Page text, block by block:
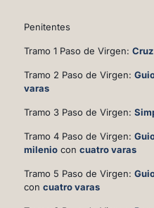
Penitentes
Tramo 1 Paso de Virgen:
Tramo 2 Paso de Virgen:
varas
Tramo 3 Paso de Virgen:
Tramo 4 Paso de Virgen:
milenio concuatro varas
Tramo 5 Paso de Virgen:
concuatro varas